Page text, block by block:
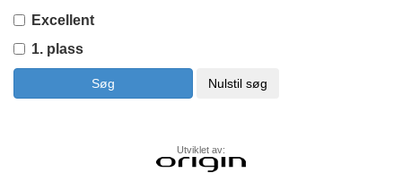
Excellent
1. plass
Utviklet av: